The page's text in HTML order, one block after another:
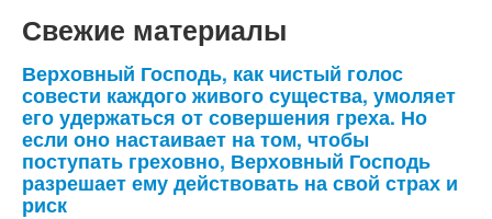
Свежие материалы
Верховный Господь, как чистый голос
совести каждого живого существа, умоляет
его удержаться от совершения греха. Но
если оно настаивает на том, чтобы
поступать греховно, Верховный Господь
разрешает ему действовать на свой страх и
риск